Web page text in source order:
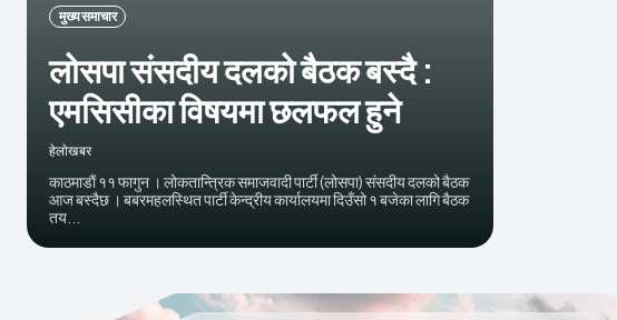
मुख्य समाचार
लोसपा संसदीय दलको बैठक बस्दै :
एमसिसीका विषयमा छलफल हुने
हेलाेखबर
काठमाडाैं ११ फागुन । लोकतान्त्रिक समाजवादी पार्टी (लोसपा) संसदीय दलको बैठक
आज बस्दैछ । बबरमहलस्थित पार्टी केन्द्रीय कार्यालयमा दिउँसो १ बजेका लागि बैठक
तय...